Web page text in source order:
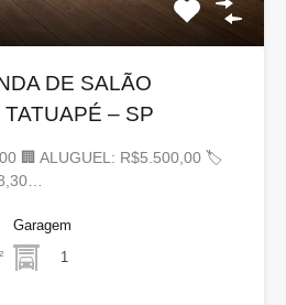
DE SALÃO
– SP
🏢 ALUGUEL: R$5.500,00 🏷
Garagem
1